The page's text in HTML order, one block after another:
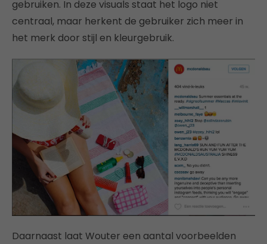
gebruiken. In deze visuals staat het logo niet
centraal, maar herkent de gebruiker zich meer in
het merk door stijl en kleurgebruik.
Daarnaast laat Wouter een aantal voorbeelden